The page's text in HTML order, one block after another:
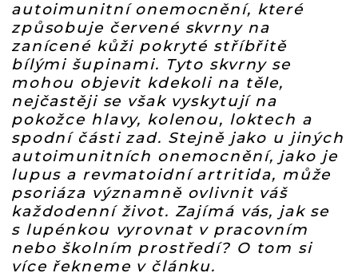
autoimunitní onemocnění, které
způsobuje červené skvrny na
zanícené kůži pokryté stříbřitě
bílými šupinami. Tyto skvrny se
mohou objevit kdekoli na těle,
nejčastěji se však vyskytují na
pokožce hlavy, kolenou, loktech a
spodní části zad. Stejně jako u jiných
autoimunitních onemocnění, jako je
lupus a revmatoidní artritida, může
psoriáza významně ovlivnit váš
každodenní život. Zajímá vás, jak se
s lupénkou vyrovnat v pracovním
nebo školním prostředí? O tom si
více řekneme v článku.